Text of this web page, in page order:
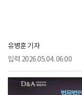
유병훈 기자
입력 2026.05.04. 06:00